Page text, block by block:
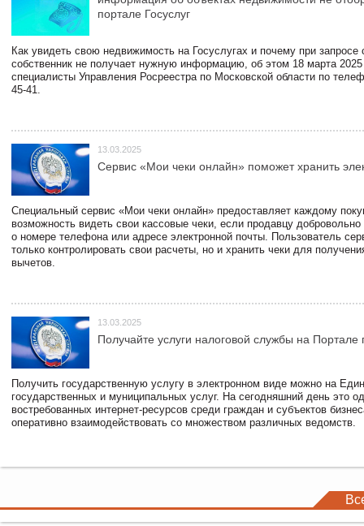
портале Госуслуг
Как увидеть свою недвижимость на Госуслугах и почему при запросе
собственник не получает нужную информацию, об этом 18 марта 2025
специалисты Управления Росреестра по Московской области по
45-41.
13.03.2025
Сервис «Мои чеки онлайн» поможет хранить
Специальный сервис «Мои чеки онлайн» предоставляет каждому
возможность видеть свои кассовые чеки, если продавцу
о номере телефона или адресе электронной почты. Пользователь
только контролировать свои расчеты, но и хранить чеки для
вычетов.
13.03.2025
Получайте услуги налоговой службы на Портале
Получить государственную услугу в электронном виде можно на
государственных и муниципальных услуг. На сегодняшний день это
востребованных интернет-ресурсов среди граждан и субъектов
оперативно взаимодействовать со множеством различных ведомств.